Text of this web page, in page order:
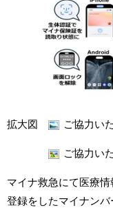
拡大図 ご協力い
ご協力い
マイナ救急にて医療
登録をしたマイナンバ